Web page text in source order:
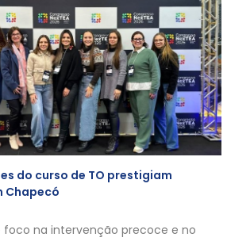
do curso de TO prestigiam
Chapecó
na intervenção precoce e no